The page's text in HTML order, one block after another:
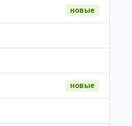
новые
новые